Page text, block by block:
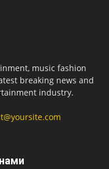
music fashion
breaking news and
industry.